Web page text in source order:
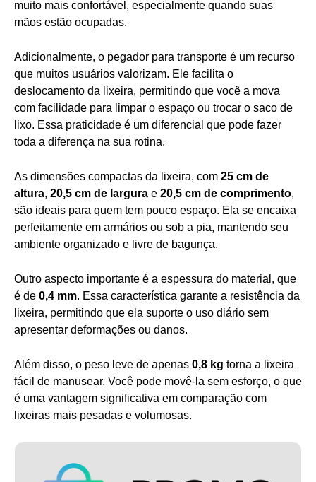
muito mais confortável, especialmente quando suas
mãos estão ocupadas.
Adicionalmente, o pegador para transporte é um recurso
que muitos usuários valorizam. Ele facilita o
deslocamento da lixeira, permitindo que você a mova
com facilidade para limpar o espaço ou trocar o saco de
lixo. Essa praticidade é um diferencial que pode fazer
toda a diferença na sua rotina.
As dimensões compactas da lixeira, com 25 cm de
altura, 20,5 cm de largura e 20,5 cm de comprimento,
são ideais para quem tem pouco espaço. Ela se encaixa
perfeitamente em armários ou sob a pia, mantendo seu
ambiente organizado e livre de bagunça.
Outro aspecto importante é a espessura do material, que
é de 0,4 mm. Essa característica garante a resistência da
lixeira, permitindo que ela suporte o uso diário sem
apresentar deformações ou danos.
Além disso, o peso leve de apenas 0,8 kg torna a lixeira
fácil de manusear. Você pode movê-la sem esforço, o que
é uma vantagem significativa em comparação com
lixeiras mais pesadas e volumosas.